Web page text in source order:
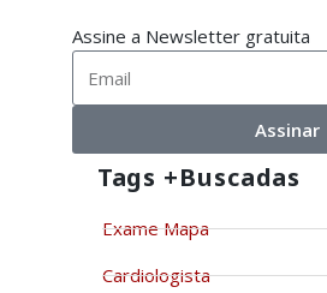
Assine a Newsletter gratuita
Assinar
Tags +buscadas
Exame Mapa
Cardiologista